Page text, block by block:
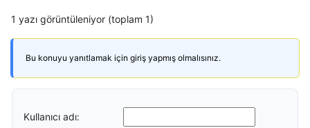
1 yazı görüntüleniyor (toplam 1)
Bu konuyu yanıtlamak için giriş yapmış olmalısınız.
Kullanıcı adı: